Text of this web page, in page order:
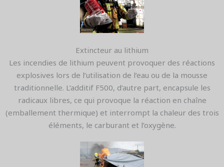
Extincteur au lithium
Les incendies de lithium peuvent provoquer des réactions
explosives lors de l’utilisation de l’eau ou de la mousse
traditionnelle. L’additif F500, d’autre part, encapsule les
radicaux libres, ce qui provoque la réaction en chaîne
(emballement thermique) et interrompt la chaleur des trois
éléments, le carburant et l’oxygène.